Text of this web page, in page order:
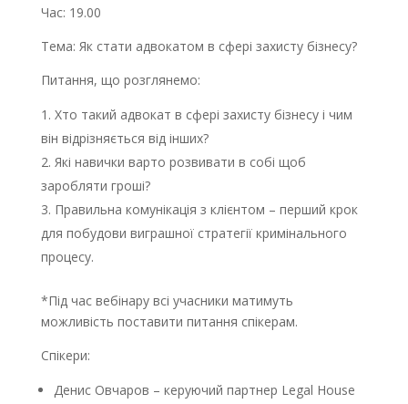
Час: 19.00
Тема: Як стати адвокатом в сфері захисту бізнесу?
Питання, що розглянемо:
Хто такий адвокат в сфері захисту бізнесу і чим
він відрізняється від інших?
Які навички варто розвивати в собі щоб
заробляти гроші?
Правильна комунікація з клієнтом – перший крок
для побудови виграшної стратегії кримінального
процесу.
*Під час вебінару всі учасники матимуть
можливість поставити питання спікерам.
Спікери:
Денис Овчаров – керуючий партнер Legal House